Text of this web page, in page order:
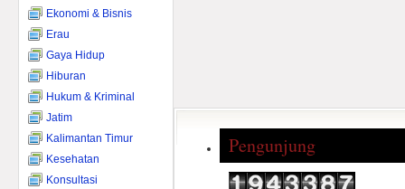
Ekonomi & Bisnis
Erau
Gaya Hidup
Hiburan
Hukum & Kriminal
Jatim
Kalimantan Timur
Kesehatan
Konsultasi
Pengunjung